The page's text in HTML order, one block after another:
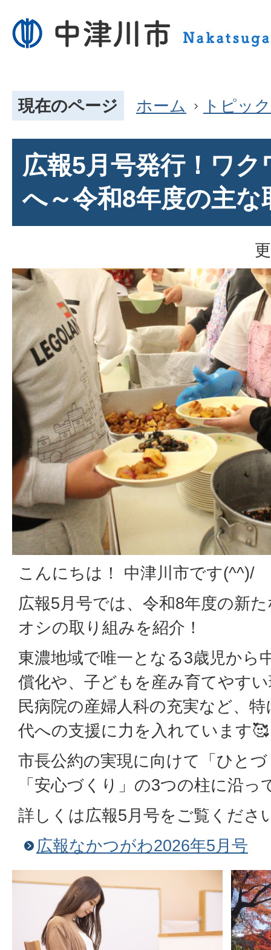
現在のページ ホーム トピッ
広報5月号発行！ワ
へ～令和8年度の主な
こんにちは！ 中津川市です(^^)/
広報5月号では、令和8年度の新
オシの取り組みを紹介！
東濃地域で唯一となる3歳児から
償化や、子どもを産み育てやす
民病院の産婦人科の充実など、
代への支援に力を入れています🥰
市長公約の実現に向けて「ひと
「安心づくり」の3つの柱に沿っ
詳しくは広報5月号をご覧くださ
広報なかつがわ2026年5月号